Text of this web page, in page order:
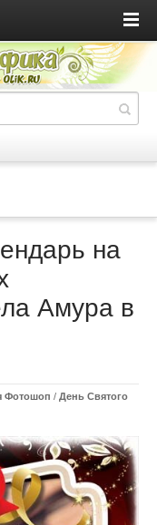
на
Амура в
Фотошоп / День Святого